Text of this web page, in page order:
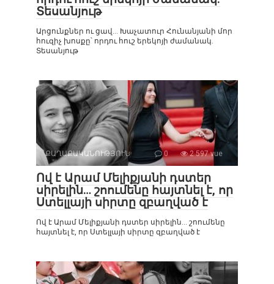
Տեսանյութ
Արցունքներ ու ցավ… Խաչատուր Հունանյանի մոր
հուզիչ խոսքը՝ որդու հուշ երեկոյի ժամանակ.
Տեսանյութ
ՔԱՂԱՔԱԿԱՆՈՒԹՅՈՒՆ 0 2 597 vue
Ով է Արամ Մելիքյանի դստեր
սիրելին… շոումենը հայտնել է, որ
Ստելլայի սիրտը զբաղված է
Ով է Արամ Մելիքյանի դստեր սիրելին… շոումենը
հայտնել է, որ Ստելլայի սիրտը զբաղված է